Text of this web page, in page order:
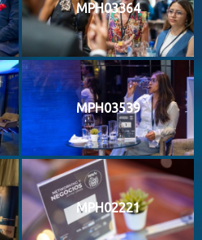
MPH03364
MPH03539
MPH02221